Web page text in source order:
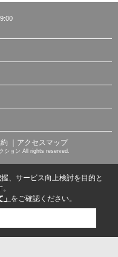
｜アクセスマップ
ション All rights reserved.
、サービス向上検討を目的と
をご確認ください。